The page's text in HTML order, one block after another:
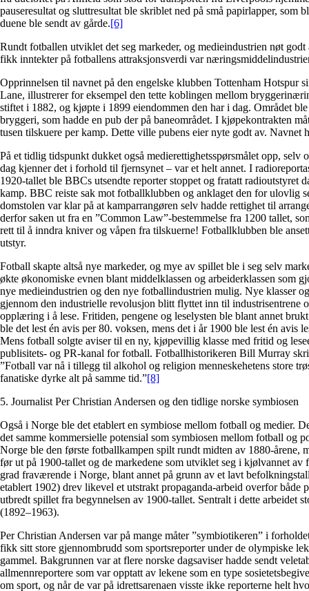
pauseresultat og sluttresultat ble skriblet ned på små papirlapper, som
duene ble sendt av gårde.[6]
Rundt fotballen utviklet det seg markeder, og medieindustrien nøt
fikk inntekter på fotballens attraksjonsverdi var
Opprinnelsen til navnet på den engelske klubben Tottenham Hotspur
Lane, illustrerer for eksempel den tette koblingen mellom
stiftet i 1882, og kjøpte i 1899 eiendommen den har i dag. Området
bryggeri, som hadde en pub der på baneområdet. I kjøpekontrakten
tusen tilskuere per kamp. Dette ville pubens eier nyte godt av. Navnet
På et tidlig tidspunkt dukket også medierettighetsspørsmålet opp, selv
dag kjenner det i forhold til fjernsynet – var et helt annet. I
1920-tallet ble BBCs utsendte reporter stoppet og fratatt radioutstyret
kamp. BBC reiste sak mot fotballklubben og anklaget den for ulovlig
domstolen var klar på at kamparrangøren selv hadde rettighet til
derfor saken ut fra en ”Common Law”-bestemmelse fra 1200 tallet,
rett til å inndra kniver og våpen fra tilskuerne! Fotballklubben ble
utstyr.
Fotball skapte altså nye markeder, og mye av spillet ble i seg selv
økte økonomiske evnen blant middelklassen og arbeiderklassen som
nye medieindustrien og den nye fotballindustrien mulig. Nye klasser
gjennom den industrielle revolusjon blitt flyttet inn til industrisentrene
opplæring i å lese. Fritiden, pengene og leselysten ble blant annet
ble det lest én avis per 80. voksen, mens det i år 1900 ble lest én avis
Mens fotball solgte aviser til en ny, kjøpevillig klasse med fritid og
publisitets- og PR-kanal for fotball. Fotballhistorikeren Bill Murray
”Fotball var nå i tillegg til alkohol og religion menneskehetens store
fanatiske dyrke alt på samme tid.”[8]
5. Journalist Per Christian Andersen og den tidlige norske symbiosen
Også i Norge ble det etablert en symbiose mellom fotball og medier.
det samme kommersielle potensial som symbiosen mellom fotball og
Norge ble den første fotballkampen spilt rundt midten av 1880-årene,
før ut på 1900-tallet og de markedene som utviklet seg i kjølvannet av
grad fraværende i Norge, blant annet på grunn av et lavt
etablert 1902) drev likevel et utstrakt propaganda-arbeid overfor både
utbredt spillet fra begynnelsen av 1900-tallet. Sentralt i dette arbeidet
(1892–1963).
Per Christian Andersen var på mange måter ”symbiotikeren” i
fikk sitt store gjennombrudd som sportsreporter under de olympiske
gammel. Bakgrunnen var at flere norske dagsaviser hadde sendt
allmennreportere som var opptatt av lekene som en type
om sport, og når de var på idrettsarenaen visste ikke reporterne helt